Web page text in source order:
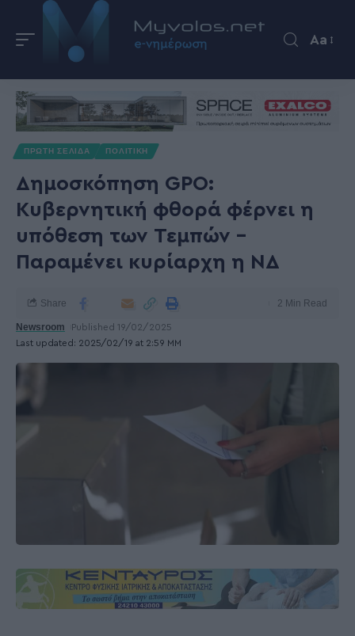
Aa
ΠΡΩΤΗ ΣΕΛΙΔΑ ΠΟΛΙΤΙΚΗ
Δημοσκόπηση GPO:
Κυβερνητική φθορά φέρνει η
υπόθεση των Τεμπών –
Παραμένει κυρίαρχη η ΝΔ
Last updated: 2025/02/19 at 2:59 ΜΜ
Newsroom Published 19/02/2025
Share 2 Min Read